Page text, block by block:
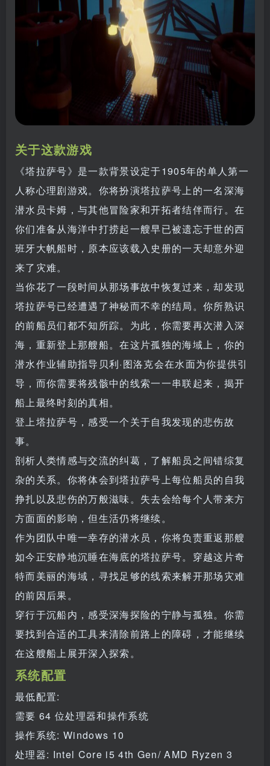
关于这款游戏
《塔拉萨号》是一款背景设定于1905年的单人第一
人称心理剧游戏。你将扮演塔拉萨号上的一名深海
潜水员卡姆，与其他冒险家和开拓者结伴而行。在
你们准备从海洋中打捞起一艘早已被遗忘于世的西
班牙大帆船时，原本应该载入史册的一天却意外迎
来了灾难。
当你花了一段时间从那场事故中恢复过来，却发现
塔拉萨号已经遭遇了神秘而不幸的结局。你所熟识
的前船员们都不知所踪。为此，你需要再次潜入深
海，重新登上那艘船。在这片孤独的海域上，你的
潜水作业辅助指导贝利·图洛克会在水面为你提供引
导，而你需要将残骸中的线索一一串联起来，揭开
船上最终时刻的真相。
登上塔拉萨号，感受一个关于自我发现的悲伤故
事。
剖析人类情感与交流的纠葛，了解船员之间错综复
杂的关系。你将体会到塔拉萨号上每位船员的自我
挣扎以及悲伤的万般滋味。失去会给每个人带来方
方面面的影响，但生活仍将继续。
作为团队中唯一幸存的潜水员，你将负责重返那艘
如今正安静地沉睡在海底的塔拉萨号。穿越这片奇
特而美丽的海域，寻找足够的线索来解开那场灾难
的前因后果。
穿行于沉船内，感受深海探险的宁静与孤独。你需
要找到合适的工具来清除前路上的障碍，才能继续
在这艘船上展开深入探索。
系统配置
最低配置:
需要 64 位处理器和操作系统
操作系统: Windows 10
处理器: Intel Core i5 4th Gen/ AMD Ryzen 3